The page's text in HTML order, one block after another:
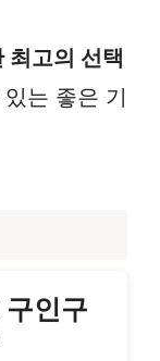
최고의 선택
는 좋은 기
인구